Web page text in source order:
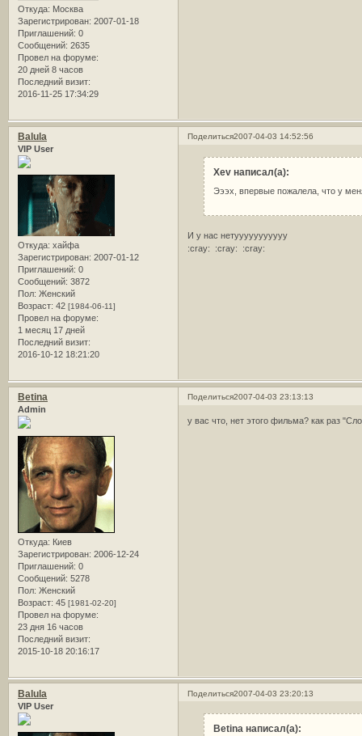
Откуда: Москва
Зарегистрирован: 2007-01-18
Приглашений: 0
Сообщений: 2635
Провел на форуме:
20 дней 8 часов
Последний визит:
2016-11-25 17:34:29
Поделиться2007-04-03 14:52:56
Balula
VIP User
Откуда: хайфа
Зарегистрирован: 2007-01-12
Приглашений: 0
Сообщений: 3872
Пол: Женский
Возраст: 42 [1984-06-11]
Провел на форуме:
1 месяц 17 дней
Последний визит:
2016-10-12 18:21:20
Xev написал(а):
Эээх, впервые пожалела, что у
И у нас нетууууууууууу
:cray: :cray: :cray:
Поделиться2007-04-03 23:13:13
Betina
Admin
Откуда: Киев
Зарегистрирован: 2006-12-24
Приглашений: 0
Сообщений: 5278
Пол: Женский
Возраст: 45 [1981-02-20]
Провел на форуме:
23 дня 16 часов
Последний визит:
2015-10-18 20:16:17
у вас что, нет этого фильма? как раз
Поделиться2007-04-03 23:20:13
Balula
VIP User
Betina написал(а):